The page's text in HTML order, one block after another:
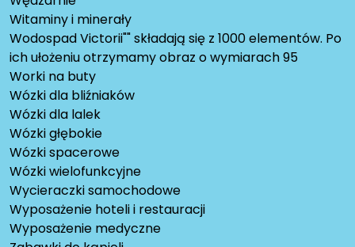
Witaminy i minerały
Wodospad Victorii"" składają się z 1000 elementów. Po
ich ułożeniu otrzymamy obraz o wymiarach 95
Worki na buty
Wózki dla bliźniaków
Wózki dla lalek
Wózki głębokie
Wózki spacerowe
Wózki wielofunkcyjne
Wycieraczki samochodowe
Wyposażenie hoteli i restauracji
Wyposażenie medyczne